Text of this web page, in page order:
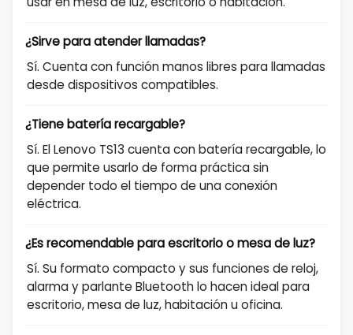
¿Sirve para atender llamadas?
Sí. Cuenta con función manos libres para llamadas
desde dispositivos compatibles.
¿Tiene batería recargable?
Sí. El Lenovo TS13 cuenta con batería recargable, lo
que permite usarlo de forma práctica sin
depender todo el tiempo de una conexión
eléctrica.
¿Es recomendable para escritorio o mesa de luz?
Sí. Su formato compacto y sus funciones de reloj,
alarma y parlante Bluetooth lo hacen ideal para
escritorio, mesa de luz, habitación u oficina.